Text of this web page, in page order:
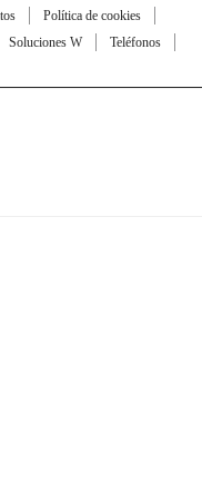
Política de cookies
Soluciones W
Teléfonos